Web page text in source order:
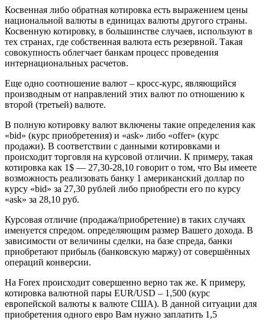
Косвенная либо обратная котировка есть выражением цены
национальной валюты в единицах валюты другого страны.
Косвенную котировку, в большинстве случаев, используют в
тех странах, где собственная валюта есть резервной. Такая
совокупность облегчает банкам процесс проведения
интернациональных расчетов.
Еще одно соотношение валют – кросс-курс, являющийся
производным от направлений этих валют по отношению к
второй (третьей) валюте.
В полную котировку валют включены такие определения как
«bid» (курс приобретения) и «ask» либо «offer» (курс
продажи). В соответствии с данными котировками и
происходит торговля на курсовой отличии. К примеру, такая
котировка как 1$ — 27,30-28,10 говорит о том, что Вы имеете
возможность реализовать банку 1 американский доллар по
курсу «bid» за 27,30 рублей либо приобрести его по курсу
«ask» за 28,10 руб.
Курсовая отличие (продажа/приобретение) в таких случаях
именуется спредом. определяющим размер Вашего дохода. В
зависимости от величины сделки, на базе спреда, банки
приобретают прибыль (банковскую маржу) от совершённых
операций конверсии.
На Forex происходит совершенно верно так же. К примеру,
котировка валютной пары EUR/USD – 1,500 (курс
европейской валюты к валюте США). В данной ситуации для
приобретения одного евро Вам нужно заплатить 1,5